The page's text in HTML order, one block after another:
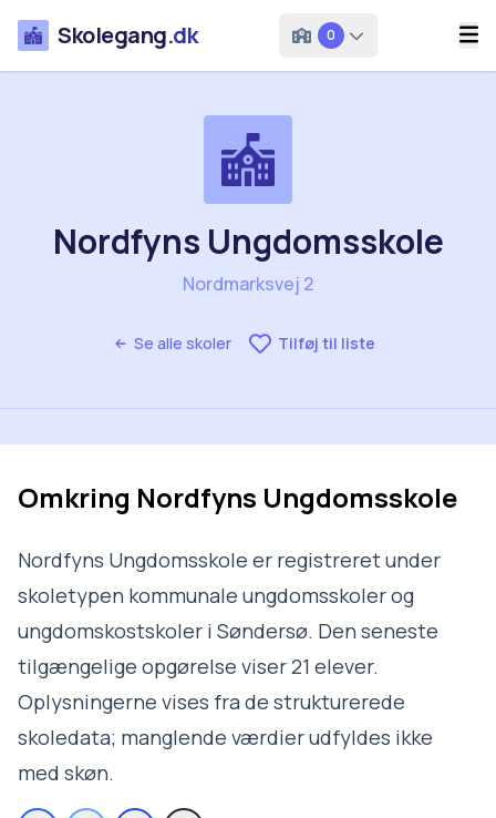
Skolegang.dk 0
Se alle skoler Tilføj til liste
Nordfyns Ungdomsskole
Nordmarksvej 2
Omkring Nordfyns Ungdomsskole
Nordfyns Ungdomsskole er registreret under
skoletypen kommunale ungdomsskoler og
ungdomskostskoler i Søndersø. Den seneste
tilgængelige opgørelse viser 21 elever.
Oplysningerne vises fra de strukturerede
skoledata; manglende værdier udfyldes ikke
med skøn.